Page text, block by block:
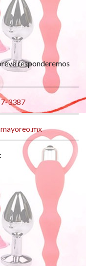
responderemos
3387